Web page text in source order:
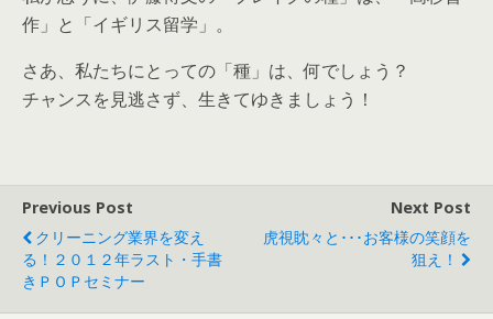
作」と「イギリス留学」。
さあ、私たちにとっての「種」は、何でしょう？
チャンスを見逃さず、生きてゆきましょう！
Previous Post
クリーニング業界を変え
る！２０１２年ラスト・手書
きＰＯＰセミナー
Next Post
虎視眈々と･･･お客様の笑顔を
狙え！